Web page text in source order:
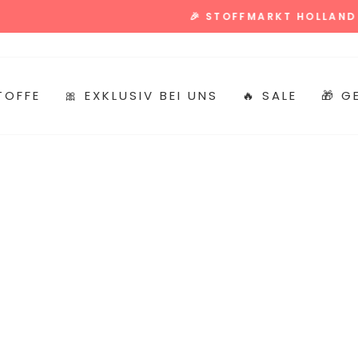
Pause
🎉 STOFFMARKT HOLLAND TERMINKALENDER 🎉 Alle
🎀 EXKLUSIV BEI UNS 🔥 SALE 🎁